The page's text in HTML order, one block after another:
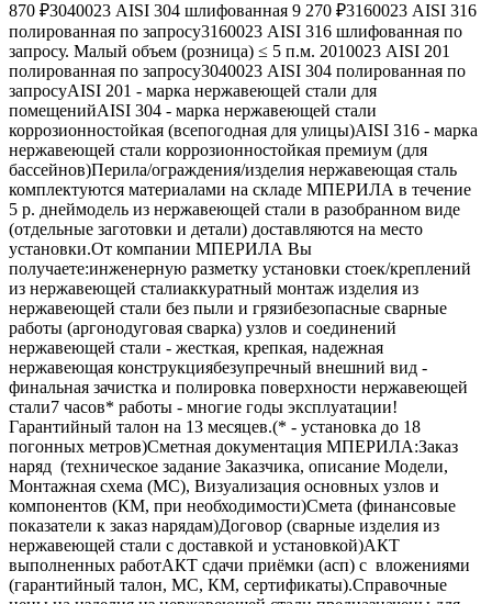
870 ₽3040023 AISI 304 шлифованная 9 270 ₽3160023 AISI 316
полированная по запросу3160023 AISI 316 шлифованная по
запросу. Малый объем (розница) ≤ 5 п.м. 2010023 AISI 201
полированная по запросу3040023 AISI 304 полированная по
запросуAISI 201 - марка нержавеющей стали для
помещенийAISI 304 - марка нержавеющей стали
коррозионностойкая (всепогодная для улицы)AISI 316 - марка
нержавеющей стали коррозионностойкая премиум (для
бассейнов)Перила/ограждения/изделия нержавеющая сталь
комплектуются материалами на складе МПЕРИЛА в течение
5 р. днеймодель из нержавеющей стали в разобранном виде
(отдельные заготовки и детали) доставляются на место
установки.От компании МПЕРИЛА Вы
получаете:инженерную разметку установки стоек/креплений
из нержавеющей сталиаккуратный монтаж изделия из
нержавеющей стали без пыли и грязибезопасные сварные
работы (аргонодуговая сварка) узлов и соединений
нержавеющей стали - жесткая, крепкая, надежная
нержавеющая конструкциябезупречный внешний вид -
финальная зачистка и полировка поверхности нержавеющей
стали7 часов* работы - многие годы эксплуатации!
Гарантийный талон на 13 месяцев.(* - установка до 18
погонных метров)Сметная документация МПЕРИЛА:Заказ
наряд (техническое задание Заказчика, описание Модели,
Монтажная схема (МС), Визуализация основных узлов и
компонентов (КМ, при необходимости)Смета (финансовые
показатели к заказ нарядам)Договор (сварные изделия из
нержавеющей стали с доставкой и установкой)АКТ
выполненных работАКТ сдачи приёмки (асп) с вложениями
(гарантийный талон, МС, КМ, сертификаты).Справочные